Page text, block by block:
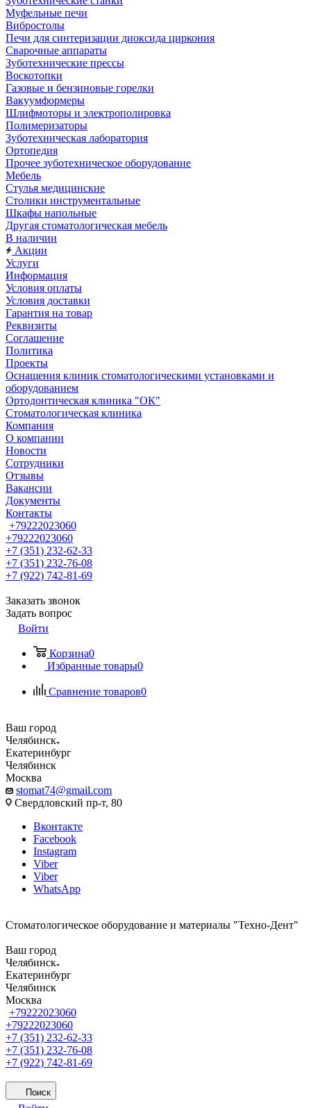
Муфельные печи
Вибростолы
Печи для синтеризации диоксида циркония
Сварочные аппараты
Зуботехнические прессы
Воскотопки
Газовые и бензиновые горелки
Вакуумформеры
Шлифмоторы и электрополировка
Полимеризаторы
Зуботехническая лаборатория
Ортопедия
Прочее зуботехническое оборудование
Мебель
Стулья медицинские
Столики инструментальные
Шкафы напольные
Другая стоматологическая мебель
В наличии
Акции
Услуги
Информация
Условия оплаты
Условия доставки
Гарантия на товар
Реквизиты
Соглашение
Политика
Проекты
Оснащения клиник стоматологическими установками и
оборудованием
Ортодонтическая клиника "ОК"
Стоматологическая клиника
Компания
О компании
Новости
Сотрудники
Отзывы
Вакансии
Документы
Контакты
+79222023060
+79222023060
+7 (351) 232-62-33
+7 (351) 232-76-08
+7 (922) 742-81-69
Заказать звонок
Задать вопрос
Войти
Корзина0
Избранные товары0
Сравнение товаров0
Ваш город
Челябинск
Екатеринбург
Челябинск
Москва
stomat74@gmail.com
Свердловский пр-т, 80
Вконтакте
Facebook
Instagram
Viber
Viber
WhatsApp
Стоматологическое оборудование и материалы "Техно-Дент"
Ваш город
Челябинск
Екатеринбург
Челябинск
Москва
+79222023060
+79222023060
+7 (351) 232-62-33
+7 (351) 232-76-08
+7 (922) 742-81-69
Поиск